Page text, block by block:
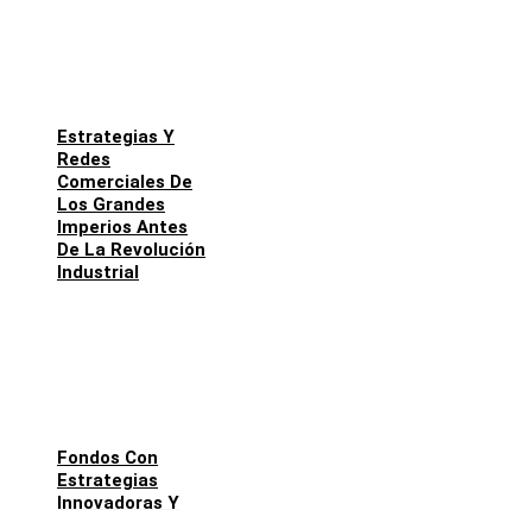
Estrategias Y
Redes
Comerciales De
Los Grandes
Imperios Antes
De La Revolución
Industrial
Fondos Con
Estrategias
Innovadoras Y